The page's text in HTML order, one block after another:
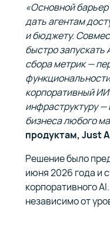
«Основной
дать агентам
и бюджету.
быстро запускать
сбора метрик —
корпоративный
инфраструктуру
бизнеса любого
продуктам, Just
Решение было
июня 2026 года и
корпоративного
независимо от